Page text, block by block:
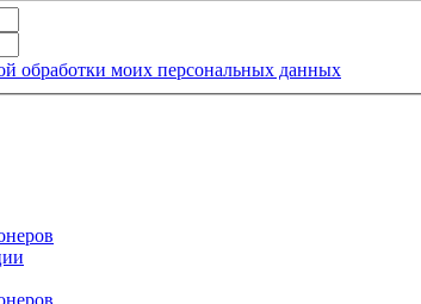
обработки моих персональных данных